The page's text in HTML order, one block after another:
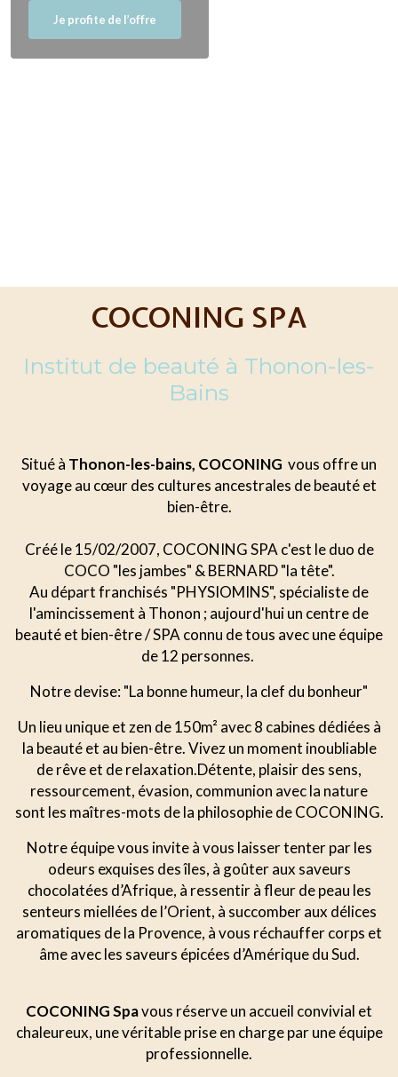
Je profite de l’offre
COCONING SPA
Institut de beauté à Thonon-les-
Bains
Situé à Thonon-les-bains, COCONING vous offre un
voyage au cœur des cultures ancestrales de beauté et
bien-être.
Créé le 15/02/2007, COCONING SPA c'est le duo de
COCO "les jambes" & BERNARD "la tête".
Au départ franchisés "PHYSIOMINS", spécialiste de
l'amincissement à Thonon ; aujourd'hui un centre de
beauté et bien-être / SPA connu de tous avec une équipe
de 12 personnes.
Notre devise: "La bonne humeur, la clef du bonheur"
Un lieu unique et zen de 150m² avec 8 cabines dédiées à
la beauté et au bien-être. Vivez un moment inoubliable
de rêve et de relaxation.Détente, plaisir des sens,
ressourcement, évasion, communion avec la nature
sont les maîtres-mots de la philosophie de COCONING.
Notre équipe vous invite à vous laisser tenter par les
odeurs exquises des îles, à goûter aux saveurs
chocolatées d’Afrique, à ressentir à fleur de peau les
senteurs miellées de l’Orient, à succomber aux délices
aromatiques de la Provence, à vous réchauffer corps et
âme avec les saveurs épicées d’Amérique du Sud.
COCONING Spavous réserve un accueil convivial et
chaleureux, une véritable prise en charge par une équipe
professionnelle.